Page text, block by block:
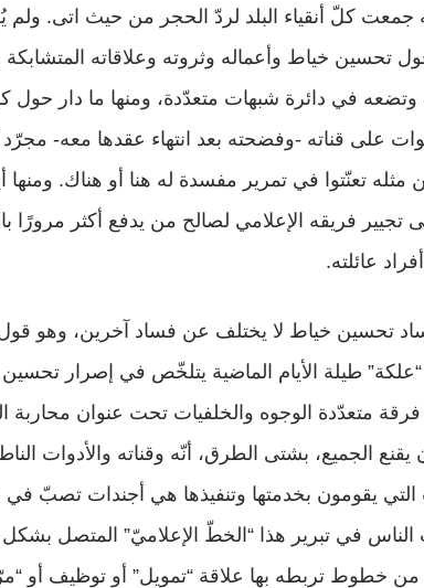
كلّ أنقياء البلد لردّ الحجر من حيث اتى. ولم
تحسين خياط وأعماله وثروته وعلاقاته المتشابكة
في دائرة شبهات متعدّدة، ومنها ما دار حول
على قناته -وفضحته بعد انتهاء عقدها معه- مجرّد
تعنّتوا في تمرير مفسدة له هنا أو هناك. ومنها
تجيير فريقه الإعلامي لصالح من يدفع أكثر مرورًا
عائلته.
تحسين خياط لا يختلف عن فساد آخرين، وهو
طيلة الأيام الماضية يتلخّص في إصرار
متعدّدة الوجوه والخلفيات تحت عنوان محاربة
الجميع، بشتى الطرق، أنّه وقناته والأدوات
التي يقومون بخدمتها وتنفيذها هي أجندات تصبّ
في تبرير هذا “الخطّ الإعلاميّ” المتصل بشكل
خطوط تربطه بها علاقة “تمويل” أو توظيف أو